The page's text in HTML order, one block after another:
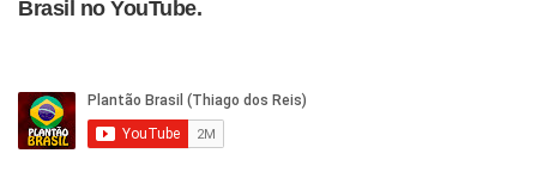
Brasil no YouTube.